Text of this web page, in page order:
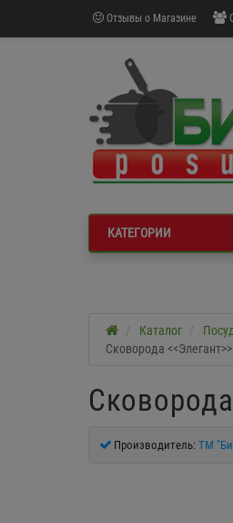
Отзывы о Магазине
КАТЕГОРИИ
Каталог
Сковорода
Производитель: ТM